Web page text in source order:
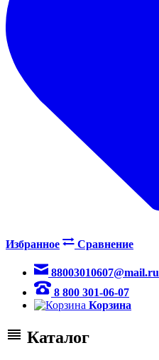
Избранное Сравнение
88003010607@mail.ru
8 800 301-06-07
Корзина
Каталог